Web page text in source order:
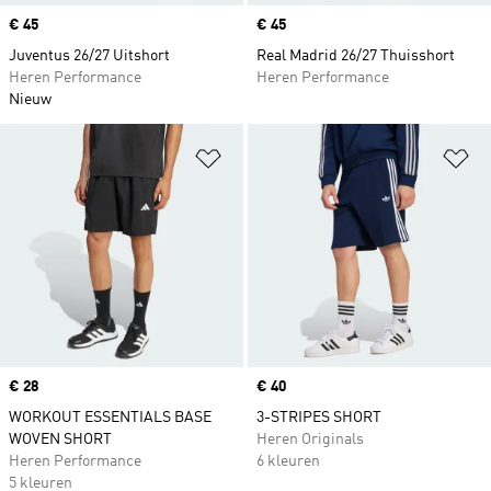
Price
€ 45
Juventus 26/27 Uitshort
Heren Performance
Nieuw
Price
€ 45
Real Madrid 26/27 Thuisshort
Heren Performance
Op verlanglijst zetten
Price
€ 28
WORKOUT ESSENTIALS BASE
WOVEN SHORT
Heren Performance
5 kleuren
Price
€ 40
3-STRIPES SHORT
Heren Originals
6 kleuren